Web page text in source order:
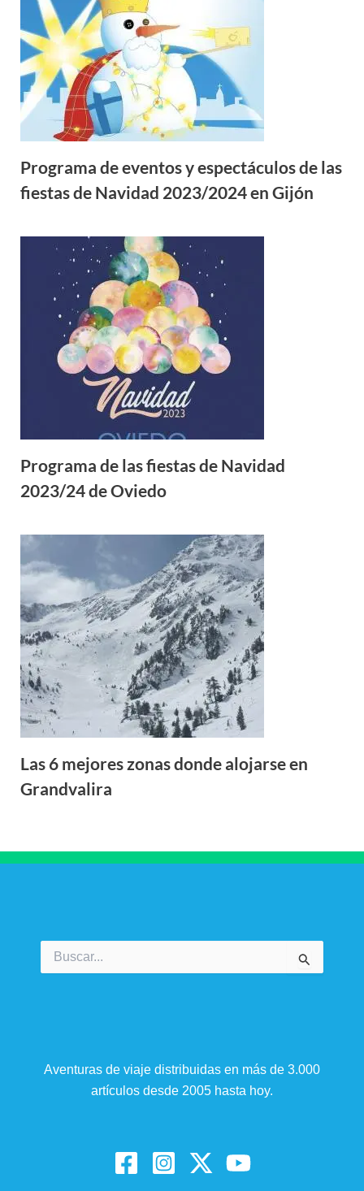
Programa de eventos y espectáculos de las
fiestas de Navidad 2023/2024 en Gijón
Programa de las fiestas de Navidad
2023/24 de Oviedo
Las 6 mejores zonas donde alojarse en
Grandvalira
por:
Aventuras de viaje distribuidas en más de 3.000
artículos desde 2005 hasta hoy.